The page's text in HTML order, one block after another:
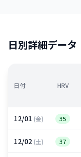
日別詳細データ
日付 HRV
12/01 (金) 35
12/02(土) 37